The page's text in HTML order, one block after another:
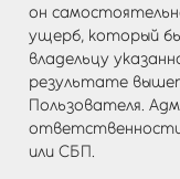
он
ущерб, который
владельцу
результате
Пользователя.
ответственности
или СБП.